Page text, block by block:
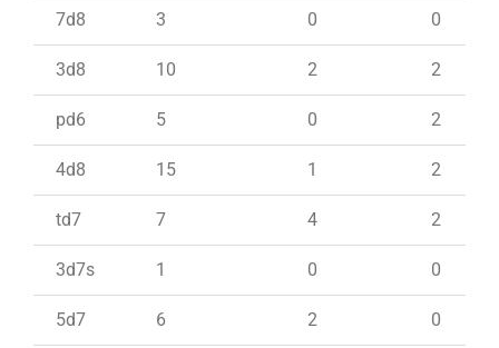
7d8 3 0 0
3d8 10 2 2
pd6 5 0 2
4d8 15 1 2
td7 7 4 2
3d7s 1 0 0
5d7 6 2 0